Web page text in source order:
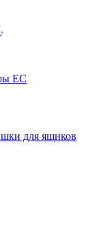
ЕС
для ящиков